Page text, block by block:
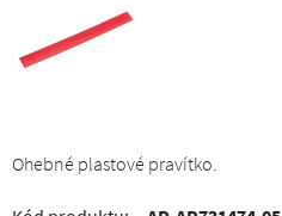
Ohebné plastové pravítko.